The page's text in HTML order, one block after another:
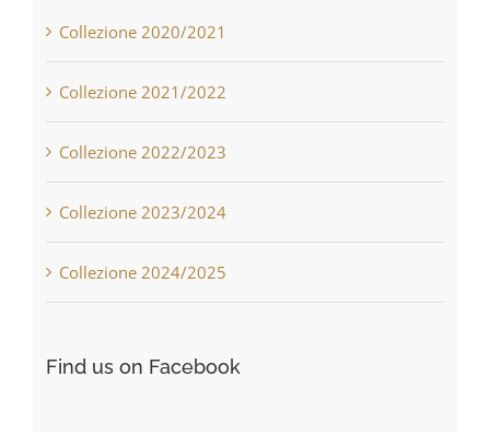
Collezione 2020/2021
Collezione 2021/2022
Collezione 2022/2023
Collezione 2023/2024
Collezione 2024/2025
Find us on Facebook